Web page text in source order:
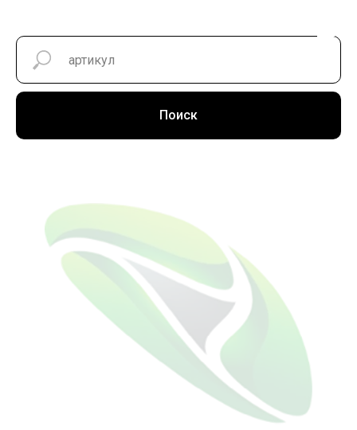
Поиск